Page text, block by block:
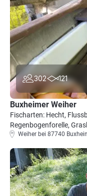
302 121
Buxheimer Weiher
Fischarten: Hecht,
Regenbogenforelle,
Weiher bei 87740